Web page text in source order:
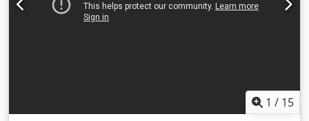
Zustand. Wartung und UVV-Prüfung erneuert.
Gebrauchtgerät mit einer Gewährleistung von 3 Monaten.
1 / 15